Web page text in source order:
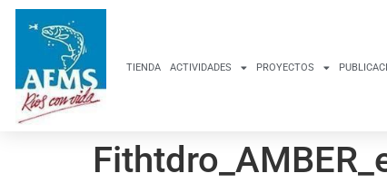
TIENDA ACTIVIDADES PROYECTOS